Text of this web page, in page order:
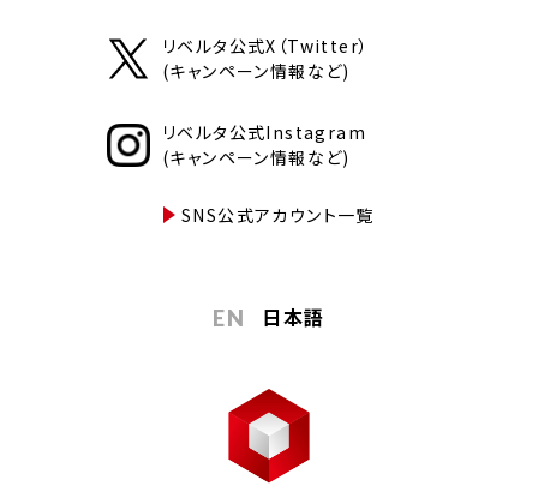
リベルタ公式X（Twitter）
(キャンペーン情報など)
リベルタ公式Instagram
(キャンペーン情報など)
SNS公式アカウント一覧
EN 日本語